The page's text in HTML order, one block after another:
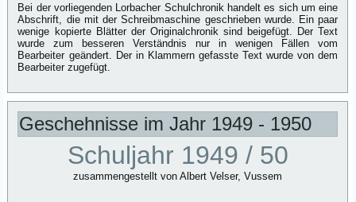
Bei der vorliegenden Lorbacher Schulchronik handelt es sich um eine
Abschrift, die mit der Schreibmaschine geschrieben wurde. Ein paar
wenige kopierte Blätter der Originalchronik sind beigefügt. Der Text
wurde zum besseren Verständnis nur in wenigen Fällen vom
Bearbeiter geändert. Der in Klammern gefasste Text wurde von dem
Bearbeiter zugefügt.
Geschehnisse im Jahr 1949 - 1950
Schuljahr 1949 / 50
zusammengestellt von Albert Velser, Vussem